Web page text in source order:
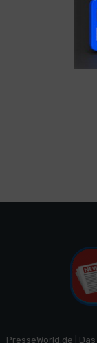
PresseWorld.de |